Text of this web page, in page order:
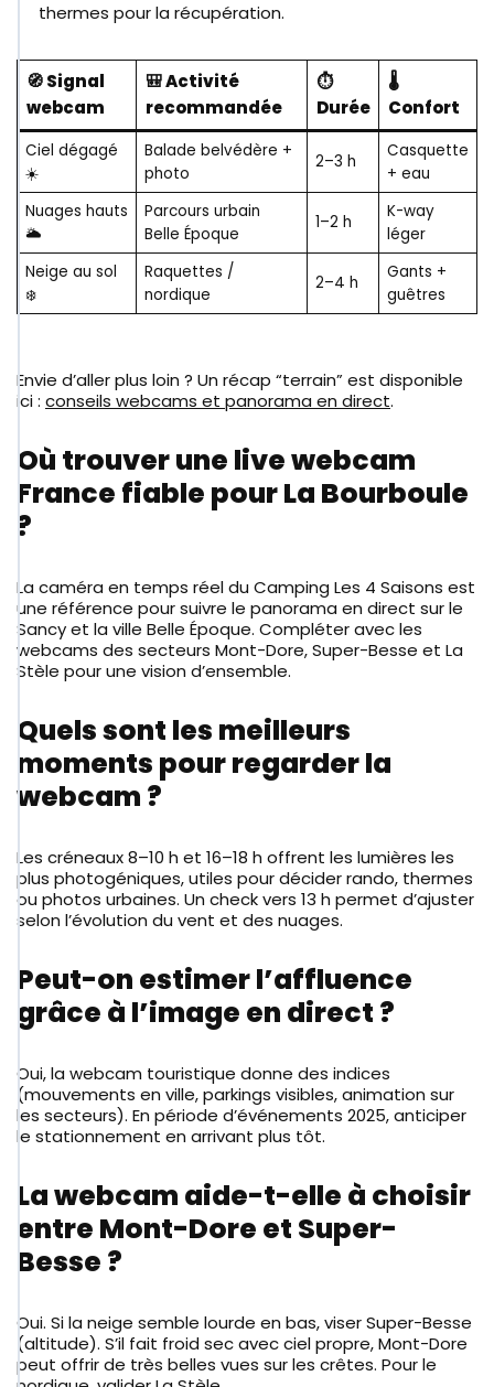
thermes pour la récupération.
🧭 Signal
webcam
🎒 Activité
recommandée
⏱️
Durée
🌡️
Confort
Ciel dégagé
☀️
Balade belvédère +
photo
2–3 h
Casquette
+ eau
Nuages hauts
🌥️
Parcours urbain
Belle Époque
1–2 h
K-way
léger
Neige au sol
❄️
Raquettes /
nordique
2–4 h
Gants +
guêtres
Envie d’aller plus loin ? Un récap “terrain” est disponible
ici : conseils webcams et panorama en direct.
Où trouver une live webcam
France fiable pour La Bourboule
?
La caméra en temps réel du Camping Les 4 Saisons est
une référence pour suivre le panorama en direct sur le
Sancy et la ville Belle Époque. Compléter avec les
webcams des secteurs Mont-Dore, Super-Besse et La
Stèle pour une vision d’ensemble.
Quels sont les meilleurs
moments pour regarder la
webcam ?
Les créneaux 8–10 h et 16–18 h offrent les lumières les
plus photogéniques, utiles pour décider rando, thermes
ou photos urbaines. Un check vers 13 h permet d’ajuster
selon l’évolution du vent et des nuages.
Peut-on estimer l’affluence
grâce à l’image en direct ?
Oui, la webcam touristique donne des indices
(mouvements en ville, parkings visibles, animation sur
les secteurs). En période d’événements 2025, anticiper
le stationnement en arrivant plus tôt.
La webcam aide-t-elle à choisir
entre Mont-Dore et Super-
Besse ?
Oui. Si la neige semble lourde en bas, viser Super-Besse
(altitude). S’il fait froid sec avec ciel propre, Mont-Dore
peut offrir de très belles vues sur les crêtes. Pour le